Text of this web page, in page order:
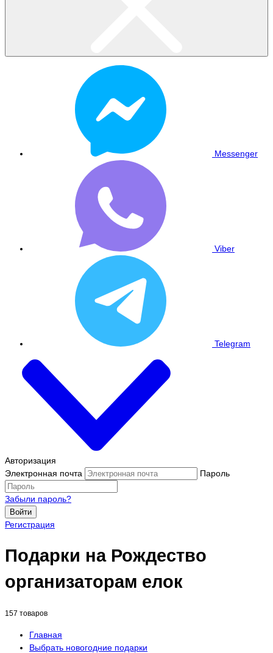
Messenger
Viber
Telegram
Авторизация
Электронная почта
Пароль
Забыли пароль?
Войти
Регистрация
Подарки на Рождество
организаторам елок
157 товаров
Главная
Выбрать новогодние подарки